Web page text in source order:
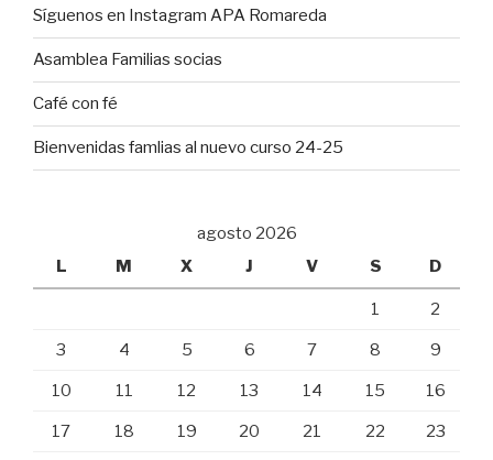
Síguenos en Instagram APA Romareda
Asamblea Familias socias
Café con fé
Bienvenidas famlias al nuevo curso 24-25
agosto 2026
L
M X J V S D
1 2
3 4 5 6 7 8 9
10 11 12 13 14 15 16
17 18 19 20 21 22 23